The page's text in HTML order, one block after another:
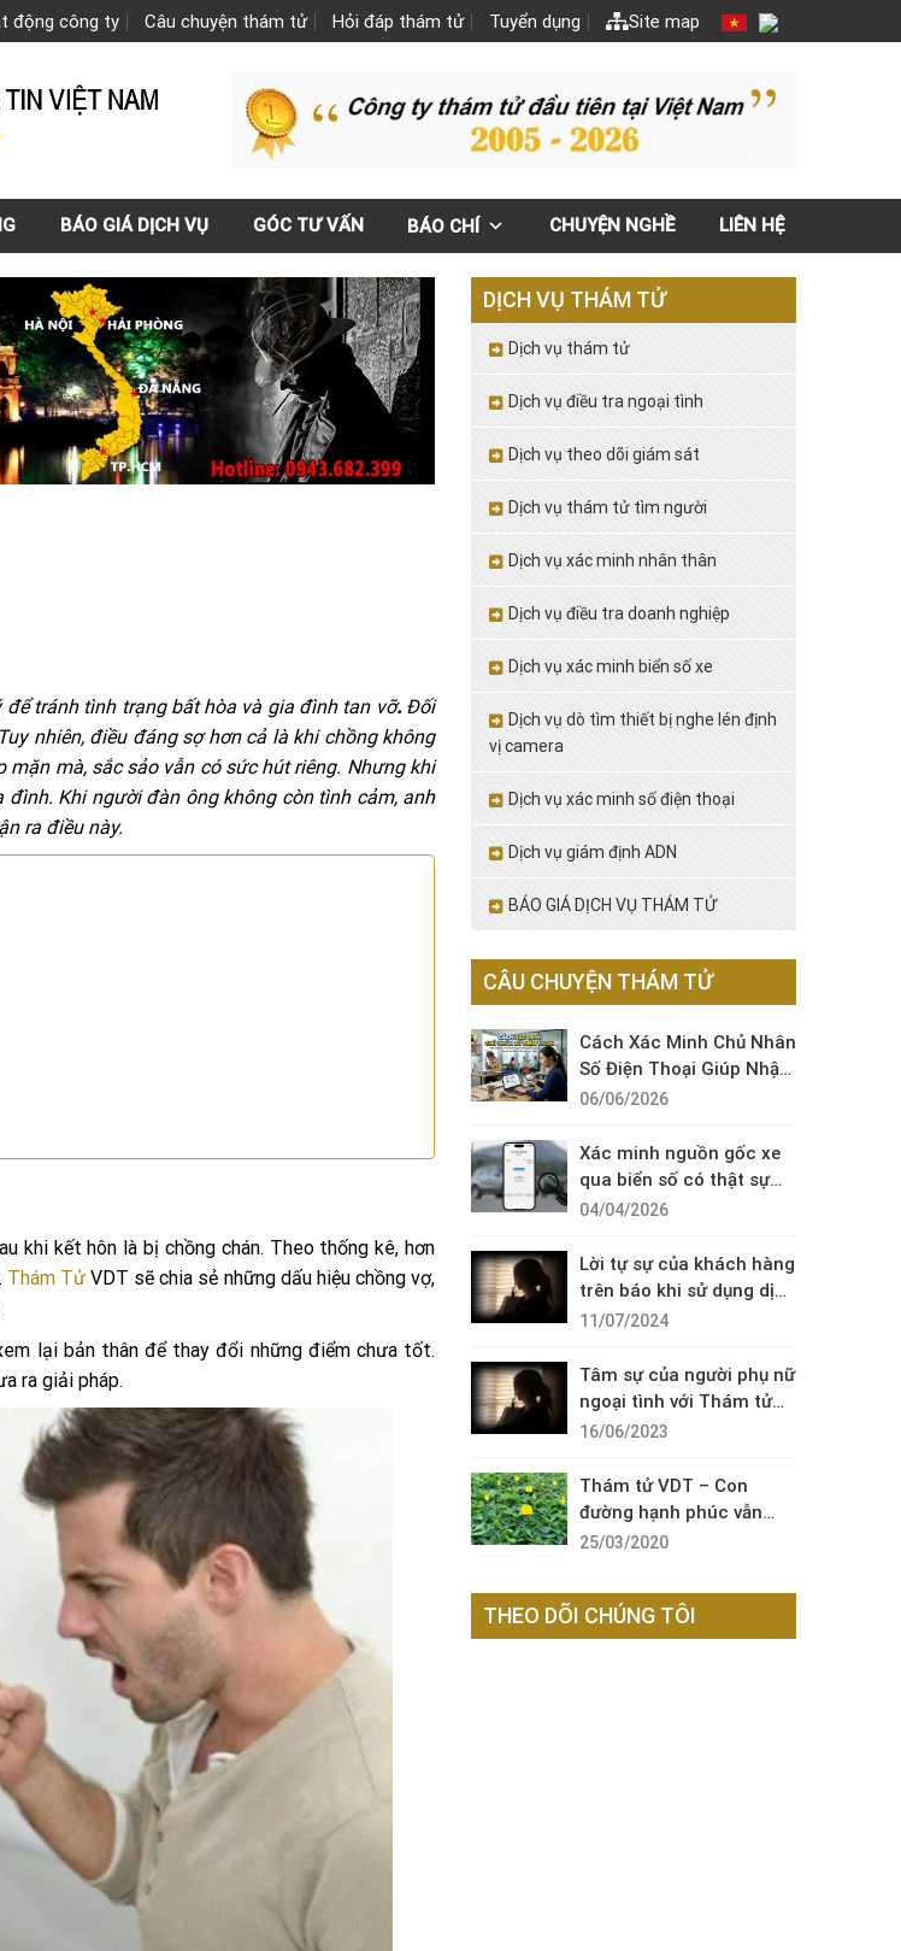
động công ty Câu chuyện thám tử Hỏi đáp thám tử Tuyển dụng Site map
BÁO GIÁ DỊCH VỤ GÓC TƯ VẤN BÁO CHÍ CHUYỆN NGHỀ LIÊN HỆ
để tránh tình trạng bất hòa và gia đình tan vỡ. Đối
nhiên, điều đáng sợ hơn cả là khi chồng không
mà, sắc sảo vẫn có sức hút riêng. Nhưng khi
Khi người đàn ông không còn tình cảm, anh
ra điều này.
khi kết hôn là bị chồng chán. Theo thống kê, hơn
Thám Tử VDT sẽ chia sẻ những dấu hiệu chồng vợ,
lại bản thân để thay đổi những điểm chưa tốt.
ra giải pháp.
DỊCH VỤ THÁM TỬ
Dịch vụ thám tử
Dịch vụ điều tra ngoại tình
Dịch vụ theo dõi giám sát
Dịch vụ thám tử tìm người
Dịch vụ xác minh nhân thân
Dịch vụ điều tra doanh nghiệp
Dịch vụ xác minh biển số xe
Dịch vụ dò tìm thiết bị nghe lén định
vị camera
Dịch vụ xác minh số điện thoại
Dịch vụ giám định ADN
BÁO GIÁ DỊCH VỤ THÁM TỬ
CÂU CHUYỆN THÁM TỬ
Cách Xác Minh Chủ Nhân
Số Điện Thoại Giúp Nhận
Diện Cuộc Gọi Đáng Ngờ
06/06/2026
Xác minh nguồn gốc xe
qua biển số có thật sự
cần thiết?
04/04/2026
Lời tự sự của khách hàng
trên báo khi sử dụng dịch
vụ thám tử sài gòn VDT
11/07/2024
Tâm sự của người phụ nữ
ngoại tình với Thám tử
VDT
16/06/2023
Thám tử VDT – Con
đường hạnh phúc vẫn
còn đó !
25/03/2020
THEO DÕI CHÚNG TÔI